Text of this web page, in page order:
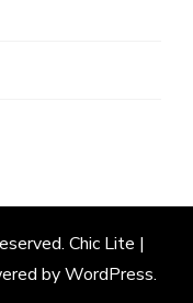
Chic Lite |
byWordPress.